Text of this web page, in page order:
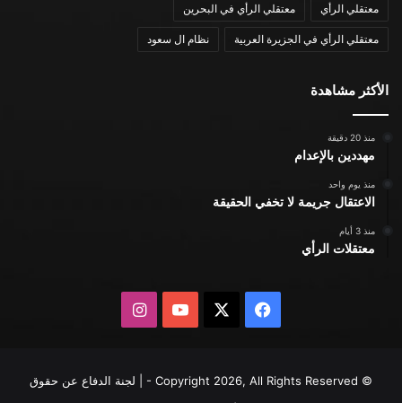
معتقلي الرأي معتقلي الرأي في البحرين
معتقلي الرأي في الجزيرة العربية نظام ال سعود
الأكثر مشاهدة
منذ 20 دقيقة
مهددين بالإعدام
منذ يوم واحد
الاعتقال جريمة لا تخفي الحقيقة
منذ 3 أيام
معتقلات الرأي
فيسبوك يوتيوبانستقرام
© Copyright 2026, All Rights Reserved - | لجنة الدفاع عن حقوق